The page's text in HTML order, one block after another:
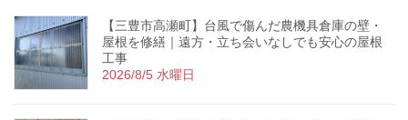
【三豊市高瀬町】台風で傷んだ農機具倉庫の壁・
屋根を修繕｜遠方・立ち会いなしでも安心の屋根
工事
2026/8/5 水曜日